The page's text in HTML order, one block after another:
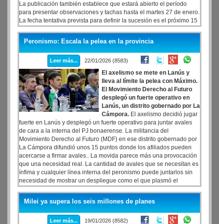
La publicación también establece que estará abierto el período
para presentar observaciones y tachas hasta el martes 27 de enero.
La fecha tentativa prevista para definir la sucesión es el próximo 15
de marzo.Por ahora, la única a certeza es el veto explícito del
sector del kirchnerismo a Magario para convertirse, en
representación del MDF de Kicillof, en la nueva titular del partido
en territorio bonaerense.
Peronismo: Escala la pelea en la provincia
Leer más... 22/01/2026 (8583)
El axelismo se mete en Lanús y
lleva al límite la pelea con Máximo.
El Movimiento Derecho al Futuro
desplegó un fuerte operativo en
Lanús, un distrito gobernado por La
Cámpora. El axelismo decidió jugar
fuerte en Lanús y desplegó un fuerte operativo para juntar avales
de cara a la interna del PJ bonaerense. La militancia del
Movimiento Derecho al Futuro (MDF) en ese distrito gobernado por
La Cámpora difundió unos 15 puntos donde los afiliados pueden
acercarse a firmar avales.. La movida parece más una provocación
que una necesidad real. La cantidad de avales que se necesitan es
ínfima y cualquier línea interna del peronismo puede juntarlos sin
necesidad de mostrar un despliegue como el que plasmó el
axelismo en ese punto del sur del conurbano que gobierna el
camporista Julián Alvarez.
Milei ya supera los seis millones de planes
Leer más... 19/01/2026 (8582)